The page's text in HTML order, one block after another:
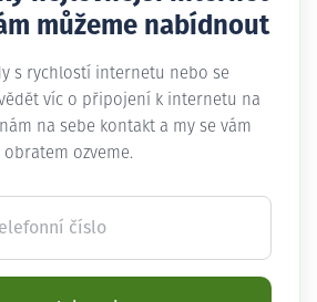
můžeme nabídnout
s rychlostí internetu nebo se
víc o připojení k internetu na
na sebe kontakt a my se vám
obratem ozveme.
číslo